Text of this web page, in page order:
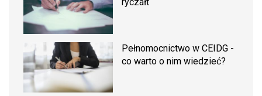
ryczałt
Pełnomocnictwo w CEIDG -
co warto o nim wiedzieć?